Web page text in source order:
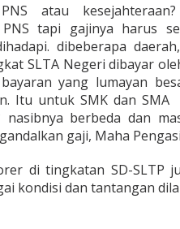
atau
tapi gajinya harus
dibeberapa
SLTA Negeri dibayar
yang lumayan
Itu untuk SMK dan SMA
nasibnya berbeda dan
gaji, Maha
di tingkatan SD-SLTP
kondisi dan tantangan